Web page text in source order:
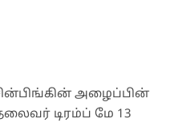
அழைப்பின்
டிரம்ப் மே 13